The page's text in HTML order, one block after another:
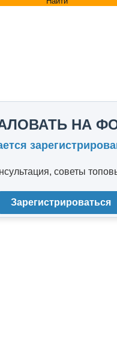
НА
советы
Зарегистрироваться